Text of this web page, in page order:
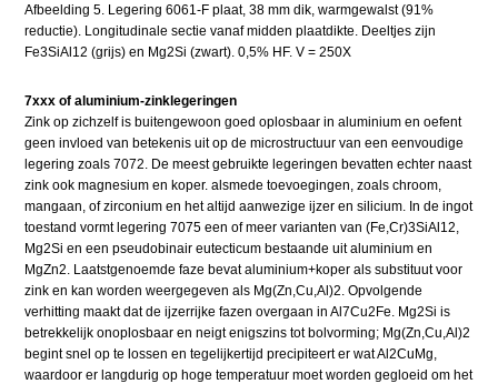
Afbeelding 5. Legering 6061-F plaat, 38 mm dik, warmgewalst (91%
reductie). Longitudinale sectie vanaf midden plaatdikte. Deeltjes zijn
Fe3SiAl12 (grijs) en Mg2Si (zwart). 0,5% HF. V = 250X
7xxx of aluminium-zinklegeringen
Zink op zichzelf is buitengewoon goed oplosbaar in aluminium en oefent
geen invloed van betekenis uit op de microstructuur van een eenvoudige
legering zoals 7072. De meest gebruikte legeringen bevatten echter naast
zink ook magnesium en koper. alsmede toevoegingen, zoals chroom,
mangaan, of zirconium en het altijd aanwezige ijzer en silicium. In de ingot
toestand vormt legering 7075 een of meer varianten van (Fe,Cr)3SiAl12,
Mg2Si en een pseudobinair eutecticum bestaande uit aluminium en
MgZn2. Laatstgenoemde faze bevat aluminium+koper als substituut voor
zink en kan worden weergegeven als Mg(Zn,Cu,Al)2. Opvolgende
verhitting maakt dat de ijzerrijke fazen overgaan in Al7Cu2Fe. Mg2Si is
betrekkelijk onoplosbaar en neigt enigszins tot bolvorming; Mg(Zn,Cu,Al)2
begint snel op te lossen en tegelijkertijd precipiteert er wat Al2CuMg,
waardoor er langdurig op hoge temperatuur moet worden gegloeid om het